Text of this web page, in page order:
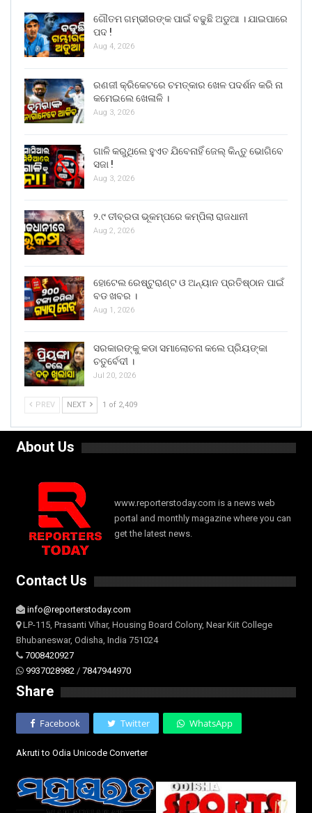
ଗୌତମ ଗମ୍ଭୀରଙ୍କ ପାଇଁ ବଢୁଛି ଅଡୁଆ । ଯାଇପାରେ
ପଦ !
Aug 4, 2026
ରଣଜୀ କ୍ରିକେଟରେ ଚମତ୍କାର ଖେଳ ପଦର୍ଶନ କରି ନା
କମେଇଲେ ଖେଳାଳି ।
Aug 3, 2026
ଗାଳି କରୁଥିଲେ ହୁଏତ ଯିବେନାହିଁ ଜେଲ୍ କିନ୍ତୁ ଭୋଗିବେ
ସଜା !
Aug 3, 2026
୨.୯ ତୀବ୍ରତା ଭୂକମ୍ପରେ କମ୍ପିଲା ରାଜଧାନୀ
Aug 2, 2026
ହୋଟେଲ ରେଷ୍ଟୁରାଣ୍ଟ ଓ ଅନ୍ୟାନ ପ୍ରତିଷ୍ଠାନ ପାଇଁ
ବଡ ଖବର ।
Aug 1, 2026
ସରକାରଙ୍କୁ କଡା ସମାଲୋଚନା କଲେ ପ୍ରିୟଙ୍କା
ଚତୁର୍ବେଦୀ ।
Jul 20, 2026
PREV NEXT 1 of 2,409
About Us
www.reporterstoday.com is a news web
portal and monthly magazine where you can
get the latest news.
Contact Us
info@reporterstoday.com
LP-115, Prasanti Vihar, Housing Board Colony, Near Kiit College
Bhubaneswar, Odisha, India 751024
7008420927
9937028982 / 7847944970
Share
Facebook Twitter WhatsApp
Akruti to Odia Unicode Converter